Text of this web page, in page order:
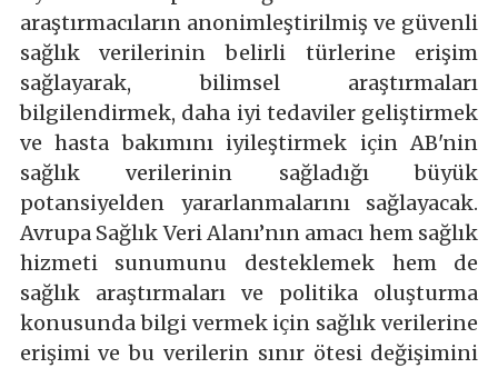
araştırmacıların anonimleştirilmiş ve güvenli
sağlık verilerinin belirli türlerine erişim
sağlayarak, bilimsel araştırmaları
bilgilendirmek, daha iyi tedaviler geliştirmek
ve hasta bakımını iyileştirmek için AB'nin
sağlık verilerinin sağladığı büyük
potansiyelden yararlanmalarını sağlayacak.
Avrupa Sağlık Veri Alanı’nın amacı hem sağlık
hizmeti sunumunu desteklemek hem de
sağlık araştırmaları ve politika oluşturma
konusunda bilgi vermek için sağlık verilerine
erişimi ve bu verilerin sınır ötesi değişimini